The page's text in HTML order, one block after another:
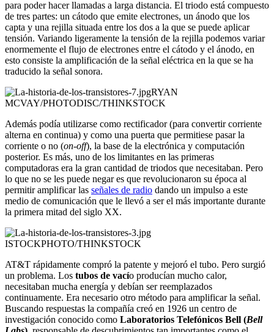
para poder hacer llamadas a larga distancia. El triodo está compuesto
de tres partes: un cátodo que emite electrones, un ánodo que los
capta y una rejilla situada entre los dos a la que se puede aplicar
tensión. Variando ligeramente la tensión de la rejilla podemos variar
enormemente el flujo de electrones entre el cátodo y el ánodo, en
esto consiste la amplificación de la señal eléctrica en la que se ha
traducido la señal sonora.
RYAN
MCVAY/PHOTODISC/THINKSTOCK
Además podía utilizarse como rectificador (para convertir corriente
alterna en continua) y como una puerta que permitiese pasar la
corriente o no (on-off), la base de la electrónica y computación
posterior. Es más, uno de los limitantes en las primeras
computadoras era la gran cantidad de triodos que necesitaban. Pero
lo que no se les puede negar es que revolucionaron su época al
permitir amplificar las señales de radio dando un impulso a este
medio de comunicación que le llevó a ser el más importante durante
la primera mitad del siglo XX.
ISTOCKPHOTO/THINKSTOCK
AT&T rápidamente compró la patente y mejoró el tubo. Pero surgió
un problema. Los tubos de vacío producían mucho calor,
necesitaban mucha energía y debían ser reemplazados
continuamente. Era necesario otro método para amplificar la señal.
Buscando respuestas la compañía creó en 1926 un centro de
investigación conocido como Laboratorios Telefónicos Bell (Bell